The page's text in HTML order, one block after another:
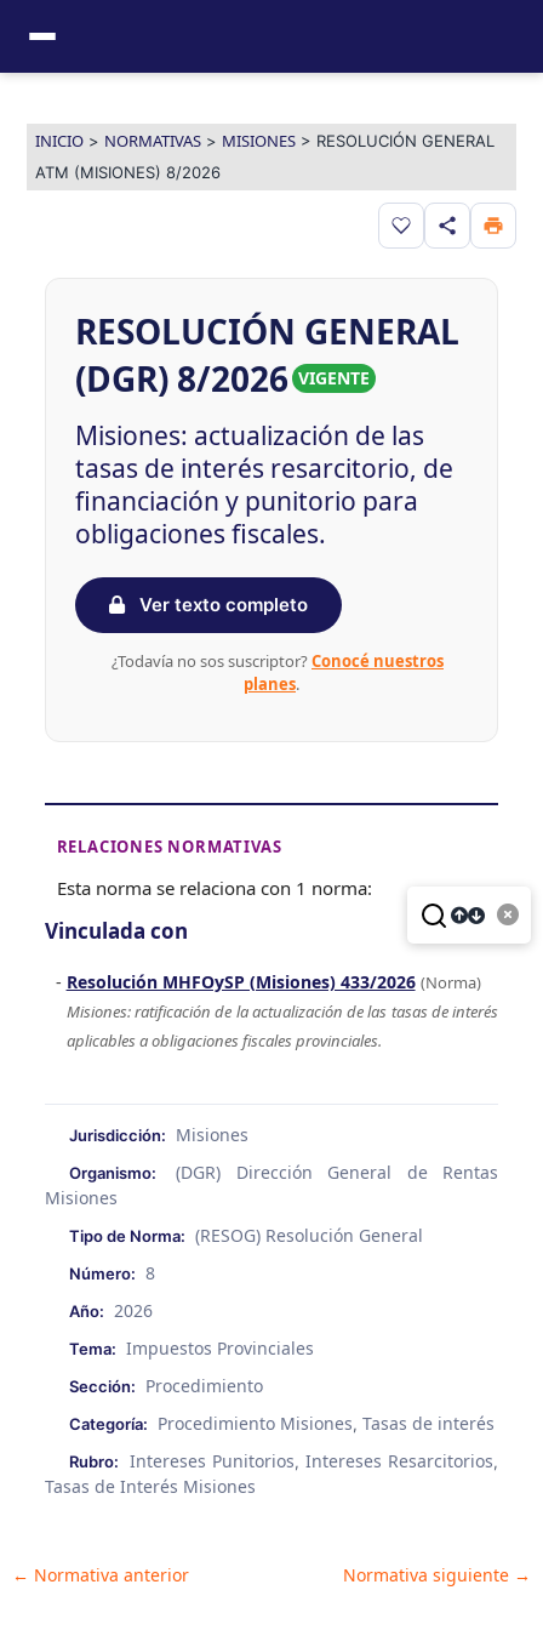
contenido
INICIO> NORMATIVAS> MISIONES> RESOLUCIÓN GENERAL
ATM (MISIONES) 8/2026
Guardar en
RESOLUCIÓN GENERAL
(DGR) 8/2026 VIGENTE
Misiones: actualización de las
tasas de interés resarcitorio, de
financiación y punitorio para
obligaciones fiscales.
Ver texto completo
¿Todavía no sos suscriptor?Conocé nuestros
planes.
RELACIONES NORMATIVAS
Esta norma se relaciona con 1 norma:
Vinculada con
Resolución MHFOySP (Misiones) 433/2026 (Norma)
Misiones: ratificación de la actualización de las tasas de interés
aplicables a obligaciones fiscales provinciales.
Jurisdicción: Misiones
Organismo:
(DGR) Dirección General de Rentas
Misiones
Tipo de Norma: (RESOG) Resolución General
Número: 8
Año: 2026
Tema: Impuestos Provinciales
Sección: Procedimiento
Categoría: Procedimiento Misiones, Tasas de interés
Rubro: Intereses Punitorios,Intereses Resarcitorios,
Tasas de Interés Misiones
Post
← Normativa anterior Normativa siguiente →